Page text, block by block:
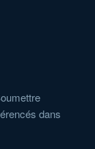
dans